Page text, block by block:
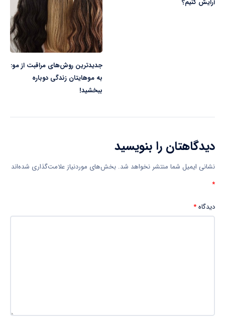
جدیدترین روش‌های مراقبت از مو:
به موهایتان زندگی دوباره
ببخشید!
دیدگاهتان را بنویسید
نشانی ایمیل شما منتشر نخواهد شد. بخش‌های موردنیاز علامت‌گذاری شده‌اند
*
دیدگاه*